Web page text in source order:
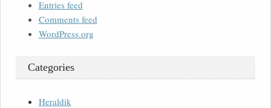
Entries feed
Comments feed
WordPress.org
Categories
Heraldik